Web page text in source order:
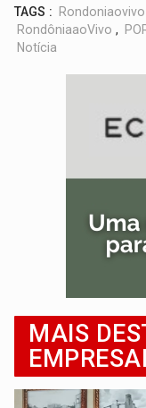
TAGS : Rondoniaovivo
RondôniaaoVivo ,
Notícia
MAIS